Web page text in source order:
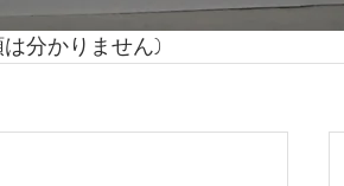
分かりません)